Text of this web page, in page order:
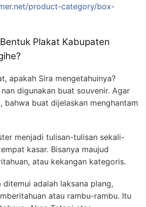
product-category/box-
Plakat Kabupaten
apakah Sira mengetahuinya?
digunakan buat souvenir. Agar
bahwa buat dijelaskan menghantam
menjadi tulisan-tulisan sekali-
kasar. Bisanya maujud
atau kekangan kategoris.
adalah laksana plang,
atau rambu-rambu. Itu